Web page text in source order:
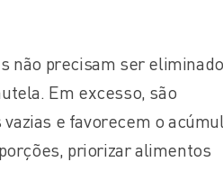
não precisam ser
Em excesso, são
e favorecem o
priorizar alimentos